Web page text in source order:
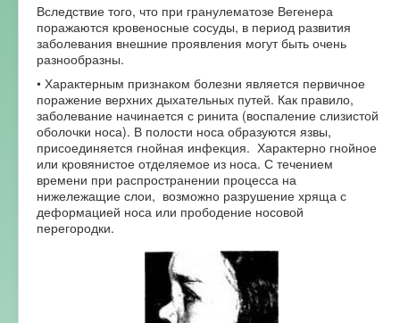
Вследствие того, что при гранулематозе Вегенера
поражаются кровеносные сосуды, в период развития
заболевания внешние проявления могут быть очень
разнообразны.
• Характерным признаком болезни является первичное
поражение верхних дыхательных путей. Как правило,
заболевание начинается с ринита (воспаление слизистой
оболочки носа). В полости носа образуются язвы,
присоединяется гнойная инфекция. Характерно гнойное
или кровянистое отделяемое из носа. С течением
времени при распространении процесса на
нижележащие слои, возможно разрушение хряща с
деформацией носа или прободение носовой
перегородки.